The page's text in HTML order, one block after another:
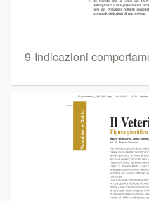
9-Indicazioni